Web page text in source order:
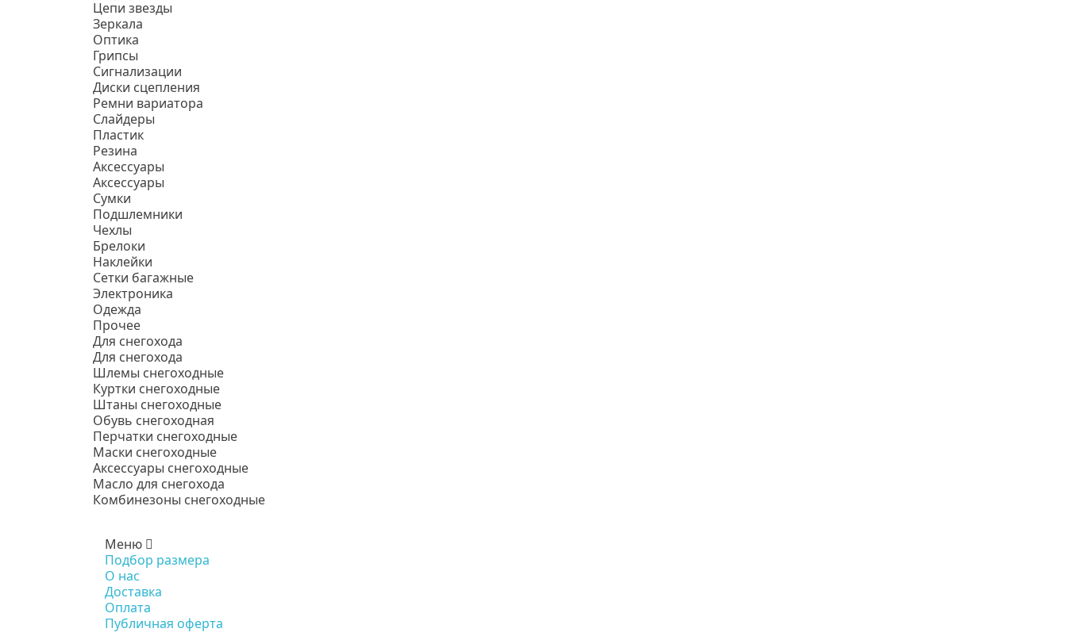
Цепи звезды
Зеркала
Оптика
Грипсы
Сигнализации
Диски сцепления
Ремни вариатора
Слайдеры
Пластик
Резина
Аксессуары
Аксессуары
Сумки
Подшлемники
Чехлы
Брелоки
Наклейки
Сетки багажные
Электроника
Одежда
Прочее
Для снегохода
Для снегохода
Шлемы снегоходные
Куртки снегоходные
Штаны снегоходные
Обувь снегоходная
Перчатки снегоходные
Маски снегоходные
Аксессуары снегоходные
Масло для снегохода
Комбинезоны снегоходные
Меню
Подбор размера
О нас
Доставка
Оплата
Публичная оферта